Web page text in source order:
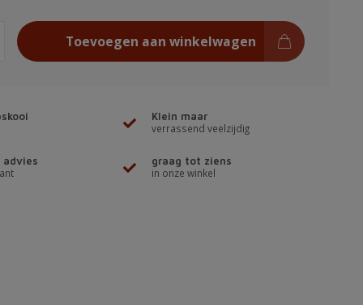
Toevoegen aan winkelwagen
Klein maar
verrassend veelzijdig
advies
graag tot ziens
in onze winkel